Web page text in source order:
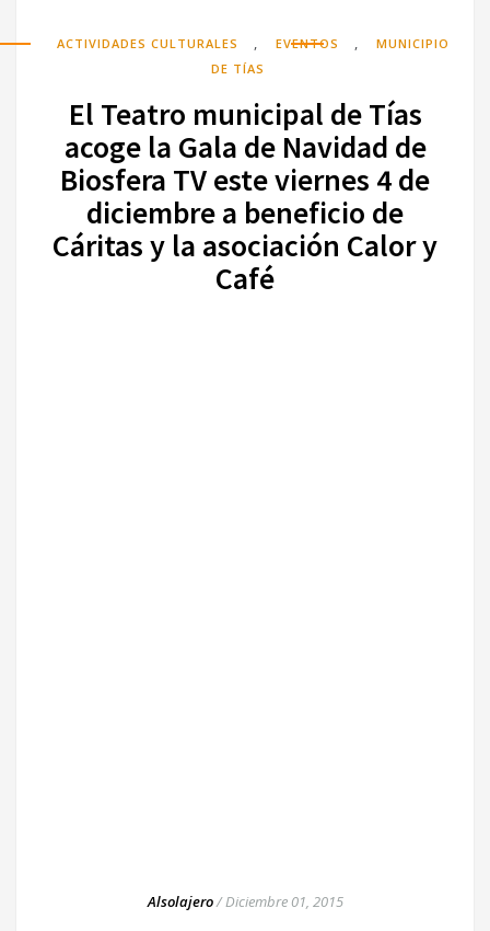
ACTIVIDADES CULTURALES , EVENTOS ,
MUNICIPIO
DE TÍAS
El Teatro municipal de Tías
acoge la Gala de Navidad de
Biosfera TV este viernes 4 de
diciembre a beneficio de
Cáritas y la asociación Calor y
Café
Alsolajero/Diciembre 01, 2015